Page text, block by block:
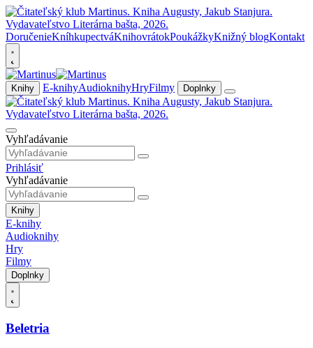
DoručenieKníhkupectváKnihovrátokPoukážkyKnižný blogKontakt
Knihy E-knihyAudioknihyHryFilmy Doplnky
Vyhľadávanie
Prihlásiť
Vyhľadávanie
Knihy
E-knihy
Audioknihy
Hry
Filmy
Doplnky
Beletria